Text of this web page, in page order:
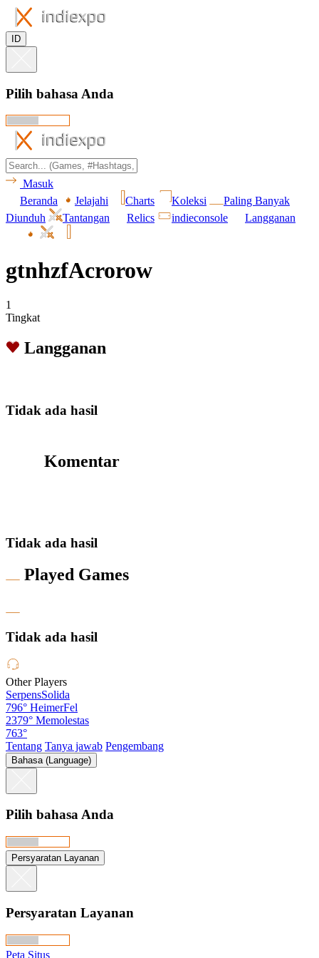
ID
Pilih bahasa Anda
Masuk
Beranda
Jelajahi Charts Koleksi
Paling Banyak
Diunduh
Tantangan Relics indieconsole Langganan
gtnhzfAcrorow
1
Tingkat
Langganan
Tidak ada hasil
Komentar
Tidak ada hasil
Played Games
Tidak ada hasil
Other Players
SerpensSolida
796° HeimerFel
2379° Memolestas
763°
Tentang Tanya jawab Pengembang
Bahasa (Language)
Pilih bahasa Anda
Persyaratan Layanan
Persyaratan Layanan
Peta Situs